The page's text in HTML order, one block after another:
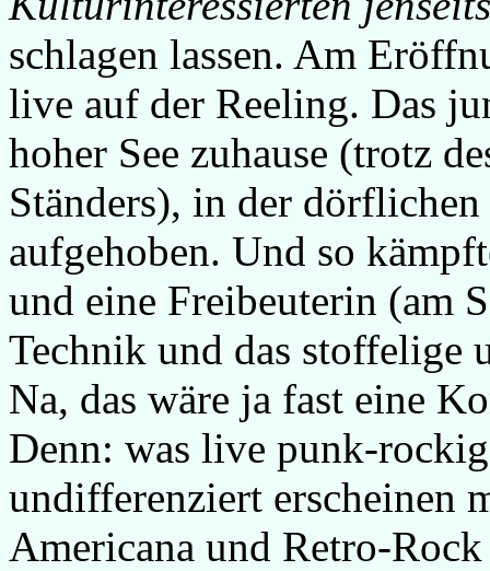
schlagen lassen. Am
live auf der Reeling. Das
hoher See zuhause (trotz
Ständers), in der
aufgehoben. Und so
und eine Freibeuterin (am
Technik und das stoffelige
Na, das wäre ja fast eine
Denn: was live punk-
undifferenziert erscheinen
Americana und Retro-